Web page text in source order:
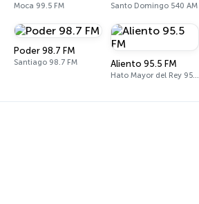
Moca 99.5 FM Santo Domingo 540 AM
Poder 98.7 FM
Santiago 98.7 FM Aliento 95.5 FM
Hato Mayor del Rey 95.5 FM